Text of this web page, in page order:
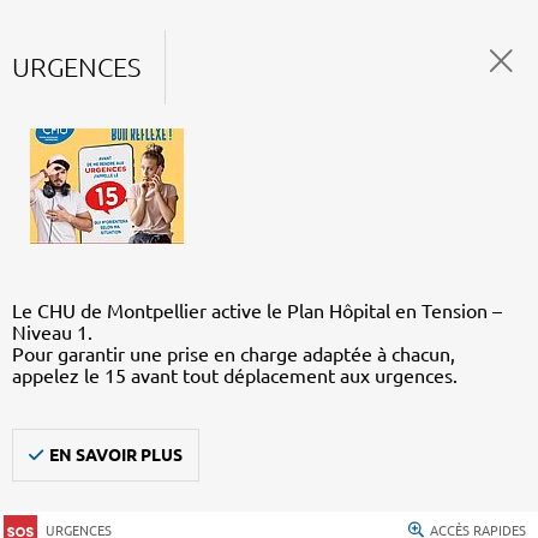
URGENCES
Le CHU de Montpellier active le Plan Hôpital en Tension –
Niveau 1.
Pour garantir une prise en charge adaptée à chacun,
appelez le 15 avant tout déplacement aux urgences.
EN SAVOIR PLUS
URGENCES ACCÈS RAPIDES